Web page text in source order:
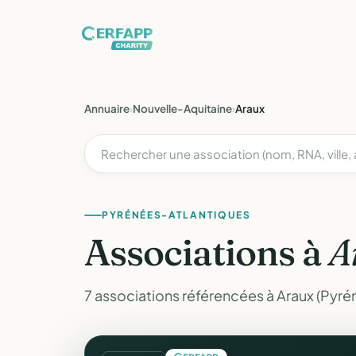
Annuaire›Nouvelle-Aquitaine›Araux
PYRÉNÉES-ATLANTIQUES
Associations à
7 associations référencées à Araux